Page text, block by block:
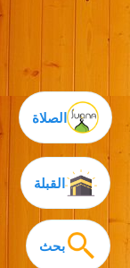
بحث
الصلاة
القبلة